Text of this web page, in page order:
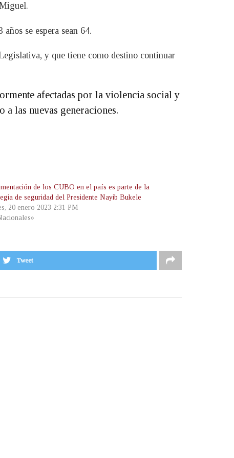
se espera sean 64.
y que tiene como destino continuar
afectadas por la violencia social y
las nuevas generaciones.
de los CUBO en el país es parte de la
de seguridad del Presidente Nayib Bukele
20 enero 2023 2:31 PM
Tweet